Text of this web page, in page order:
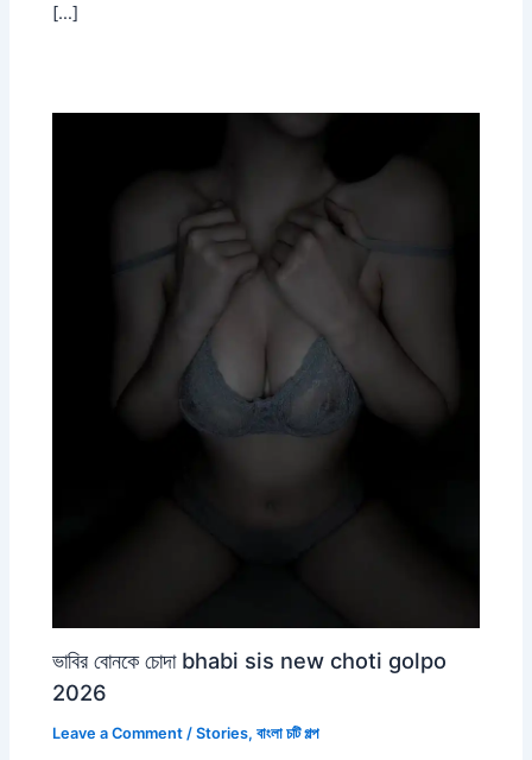
[…]
ভাবির বোনকে চোদা bhabi sis new choti golpo
2026
Leave a Comment /Stories,বাংলা চটি গল্প